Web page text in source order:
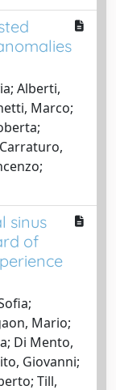
Alberti,
Marco;
sinus
of
Mario;
Di Mento,
Giovanni;
Till,